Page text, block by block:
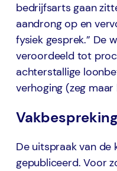
bedrijfsarts gaan
aandrong op en
fysiek gesprek.” De
veroordeeld tot
achterstallige
verhoging (zeg
Vakbespreking
De uitspraak van de
gepubliceerd. Voor